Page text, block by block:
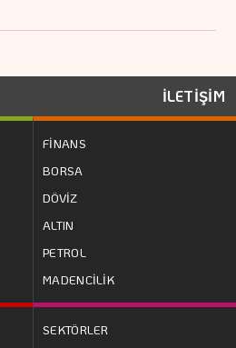
İLETİŞİM
FİNANS
BORSA
DÖVİZ
ALTIN
PETROL
MADENCİLİK
SEKTÖRLER